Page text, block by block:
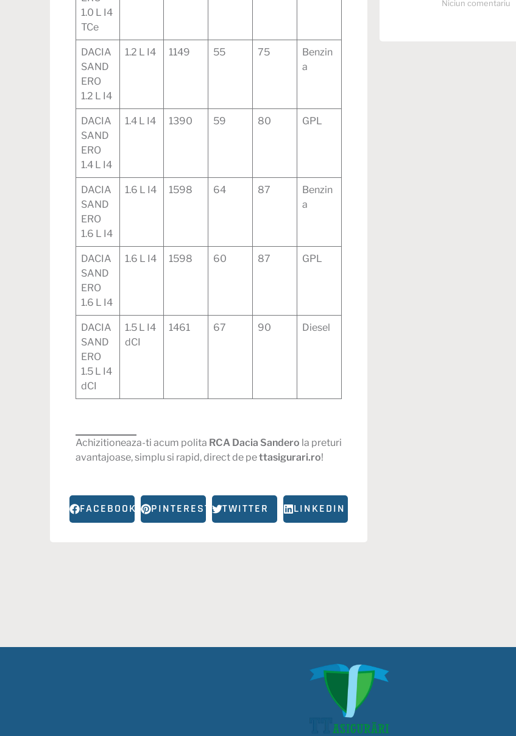
1.0 L I4
TCe
DACIA
SAND
ERO
1.2 L I4
1.2 L I4 1149 55 75
Benzin
a
DACIA
SAND
ERO
1.4 L I4
1.4 L I4 1390 59 80 GPL
DACIA
SAND
ERO
1.6 L I4
1.6 L I4 1598 64 87
Benzin
a
DACIA
SAND
ERO
1.6 L I4
1.6 L I4 1598 60 87 GPL
DACIA
SAND
ERO
1.5 L I4
dCI
1.5 L I4
dCI
1461 67 90 Diesel
Achizitioneaza-ti acum polita RCA Dacia Sandero la preturi
avantajoase, simplu si rapid, direct de pettasigurari.ro!
FACEBOOK PINTEREST TWITTER LINKEDIN
Niciun comentariu